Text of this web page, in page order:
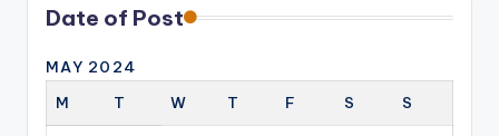
Date of Post
MAY 2024
M
T W T F S S